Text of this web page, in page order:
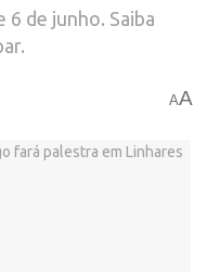
6 de junho. Saiba
AA